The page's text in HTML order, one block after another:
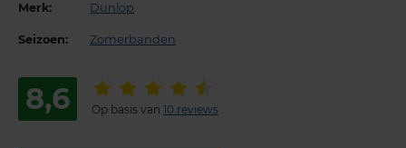
Merk: Dunlop
Seizoen: Zomerbanden
8,6 Op basis van 10 reviews